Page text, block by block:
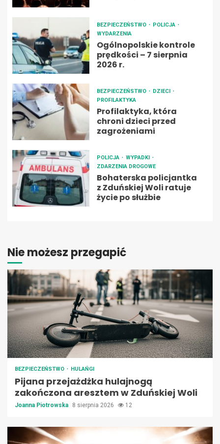
BEZPIECZEŃSTWO
POLICJA
WYDARZENIA
Ogólnopolskie kontrole
prędkości – 7 sierpnia
2026 r.
BEZPIECZEŃSTWO
DZIECI
PROFILAKTYKA
Profilaktyka, która
chroni dzieci przed
zagrożeniami
POLICJA
WYPADKI
ZDARZENIA DROGOWE
Bohaterska policjantka
z Zduńskiej Woli ratuje
życie po służbie
Nie możesz przegapić
BEZPIECZEŃSTWO HULAŃGI
Pijana przejażdżka hulajnogą
zakończona aresztem w Zduńskiej Woli
Joanna Piotrowska 8 sierpnia 2026 12